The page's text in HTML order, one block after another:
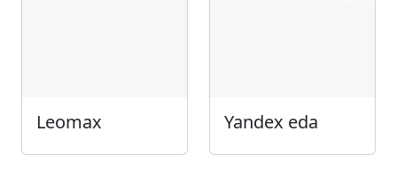
Leomax Yandex eda